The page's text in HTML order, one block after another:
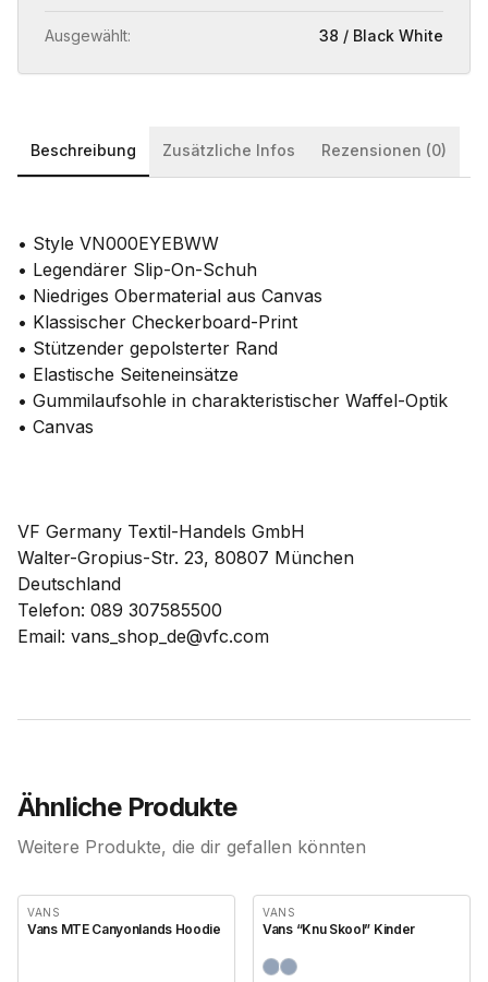
Ausgewählt: 38 / Black White
Beschreibung Zusätzliche Infos Rezensionen (0)
• Style VN000EYEBWW
• Legendärer Slip-On-Schuh
• Niedriges Obermaterial aus Canvas
• Klassischer Checkerboard-Print
• Stützender gepolsterter Rand
• Elastische Seiteneinsätze
• Gummilaufsohle in charakteristischer Waffel-Optik
• Canvas
VF Germany Textil-Handels GmbH
Walter-Gropius-Str. 23, 80807 München
Deutschland
Telefon: 089 307585500
Email: vans_shop_de@vfc.com
Ähnliche Produkte
Weitere Produkte, die dir gefallen könnten
VANS
Vans MTE Canyonlands Hoodie
VANS
Vans “Knu Skool” Kinder